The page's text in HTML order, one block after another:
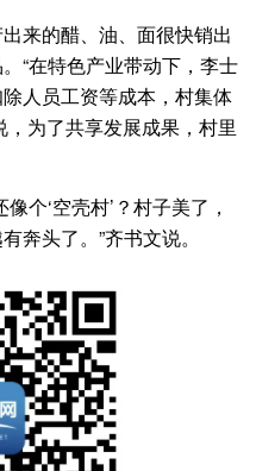
来的醋、油、面很快销出
“在特色产业带动下，李士
人员工资等成本，村集体
为了共享发展成果，村里
‘空壳村’？村子美了，
奔头了。”齐书文说。